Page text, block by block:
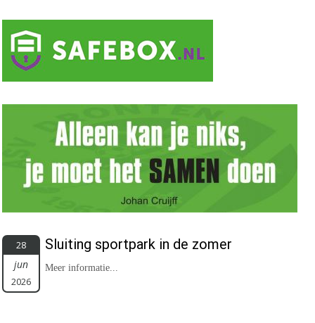
28
jun
2026
Sluiting sportpark in de zomer
Meer informatie...